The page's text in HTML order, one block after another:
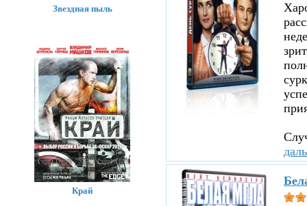
Звездная пыль
Край